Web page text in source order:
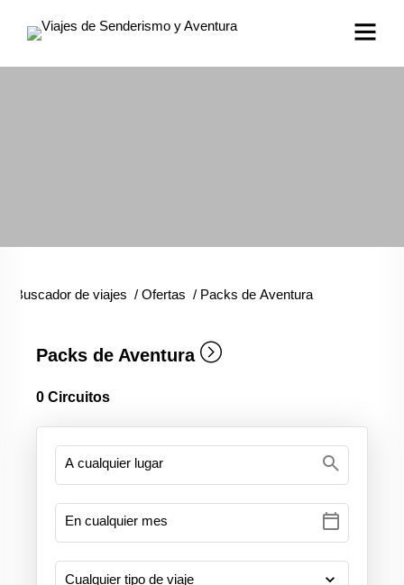
Buscador de viajes / Ofertas / Packs de Aventura
Packs de Aventura
0 Circuitos
search
calendar_today